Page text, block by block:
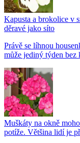
Kapusta a brokolice v
děravé jako síto
Právě se líhnou
může jediný týden
Muškáty na okně
potíže. Většina lidí je